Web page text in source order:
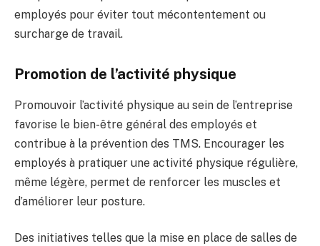
employés pour éviter tout mécontentement ou
surcharge de travail.
Promotion de l’activité physique
Promouvoir l’activité physique au sein de l’entreprise
favorise le bien-être général des employés et
contribue à la prévention des TMS. Encourager les
employés à pratiquer une activité physique régulière,
même légère, permet de renforcer les muscles et
d’améliorer leur posture.
Des initiatives telles que la mise en place de salles de